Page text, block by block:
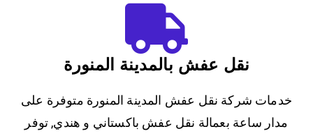
نقل عفش بالمدينة المنورة
خدمات شركة نقل عفش المدينة المنورة متوفرة على
مدار ساعة بعمالة نقل عفش باكستاني و هندي, توفر